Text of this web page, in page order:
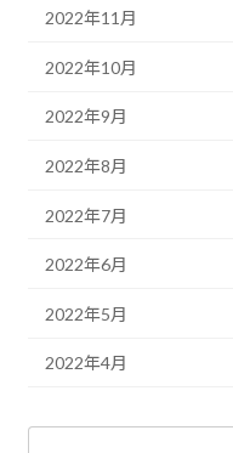
2022年11月
2022年10月
2022年9月
2022年8月
2022年7月
2022年6月
2022年5月
2022年4月